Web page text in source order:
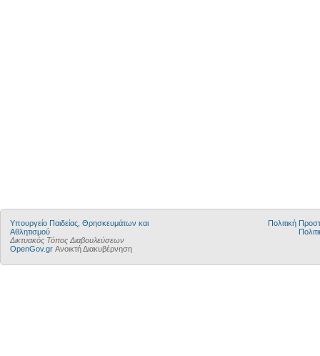
Υπουργείο Παιδείας, Θρησκευμάτων και
Αθλητισμού
Δικτυακός Τόπος Διαβουλεύσεων
OpenGov.gr Ανοικτή Διακυβέρνηση
Πολιτική